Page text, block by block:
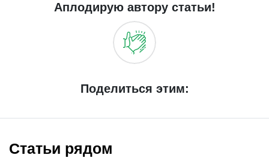
Аплодирую автору статьи!
Поделиться этим:
Статьи рядом